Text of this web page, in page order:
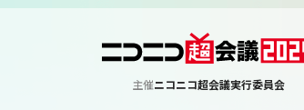
主催ニコニコ超会議実行委員会